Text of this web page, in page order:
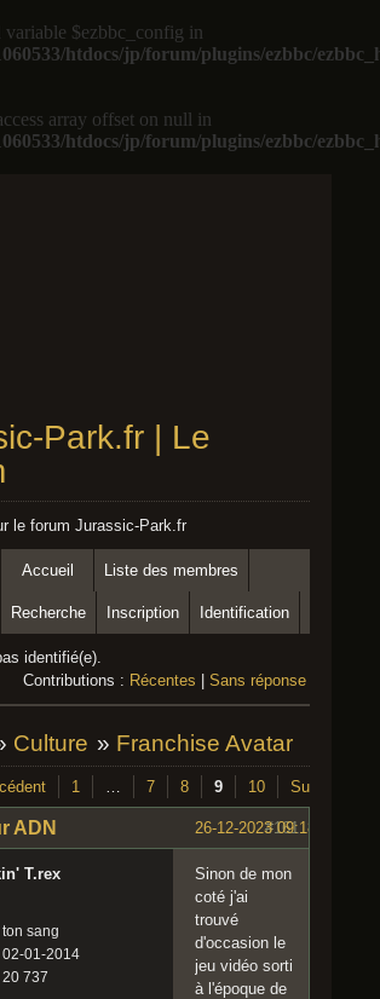
variable $ezbbc_config in
htdocs/jp/forum/plugins/ezbbc/
array offset on null in
htdocs/jp/forum/plugins/ezbbc/
Park.fr | Le
le forum Jurassic-Park.fr
Accueil Liste des membres
Recherche Inscription Identification
identifié(e).
Contributions : Récentes Sans réponse
Culture » Franchise Avatar
1 … 7 8 9 10 Suivant
#161
26-12-2023 09:18:01
ADN
T.rex
sang
02-01-2014
20 737
Sinon de mon
coté j'ai
trouvé
d'occasion le
jeu vidéo sorti
à l'époque de